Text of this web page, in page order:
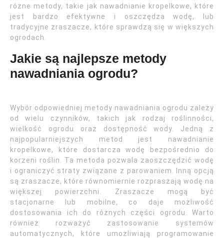
różne metody, takie jak nawadnianie kropelkowe, które
jest bardzo efektywne i oszczędza wodę, lub
tradycyjne zraszacze, które sprawdzą się w większych
ogrodach.
Jakie są najlepsze metody
nawadniania ogrodu?
Wybór odpowiedniej metody nawadniania ogrodu zależy
od wielu czynników, takich jak rodzaj roślinności,
wielkość ogrodu oraz dostępność wody. Jedną z
najpopularniejszych metod jest nawadnianie
kropelkowe, które dostarcza wodę bezpośrednio do
korzeni roślin. Ta metoda pozwala zaoszczędzić wodę
i ograniczyć straty związane z parowaniem. Inną opcją
są zraszacze, które równomiernie rozpraszają wodę na
większej powierzchni. Zraszacze mogą być
stacjonarne lub mobilne, co daje możliwość
dostosowania ich do różnych części ogrodu. Warto
również rozważyć zastosowanie systemów
automatycznych, które umożliwiają programowanie